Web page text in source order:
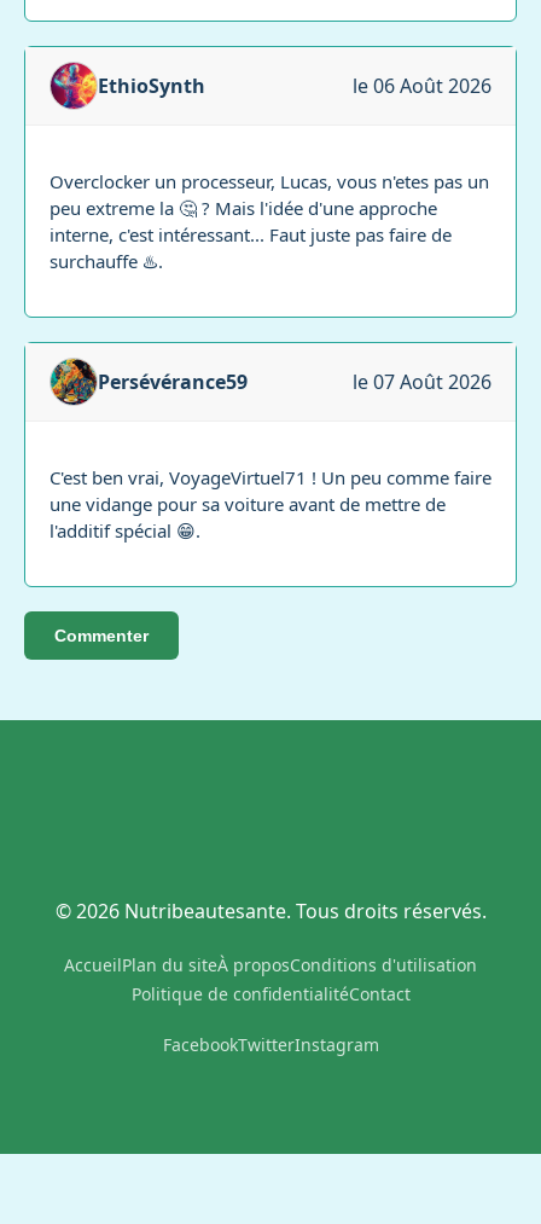
EthioSynth le 06 Août 2026
Overclocker un processeur, Lucas, vous n'etes pas un
peu extreme la 🤔 ? Mais l'idée d'une approche
interne, c'est intéressant... Faut juste pas faire de
surchauffe ♨️.
Persévérance59 le 07 Août 2026
C'est ben vrai, VoyageVirtuel71 ! Un peu comme faire
une vidange pour sa voiture avant de mettre de
l'additif spécial 😁.
Commenter
© 2026 Nutribeautesante. Tous droits réservés.
AccueilPlan du siteÀ proposConditions d'utilisation
Politique de confidentialitéContact
FacebookTwitterInstagram